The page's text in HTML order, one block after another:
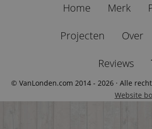
Home Merk
Projecten Over
Reviews
© VanLonden.com 2014 - 2026 · Alle
Website